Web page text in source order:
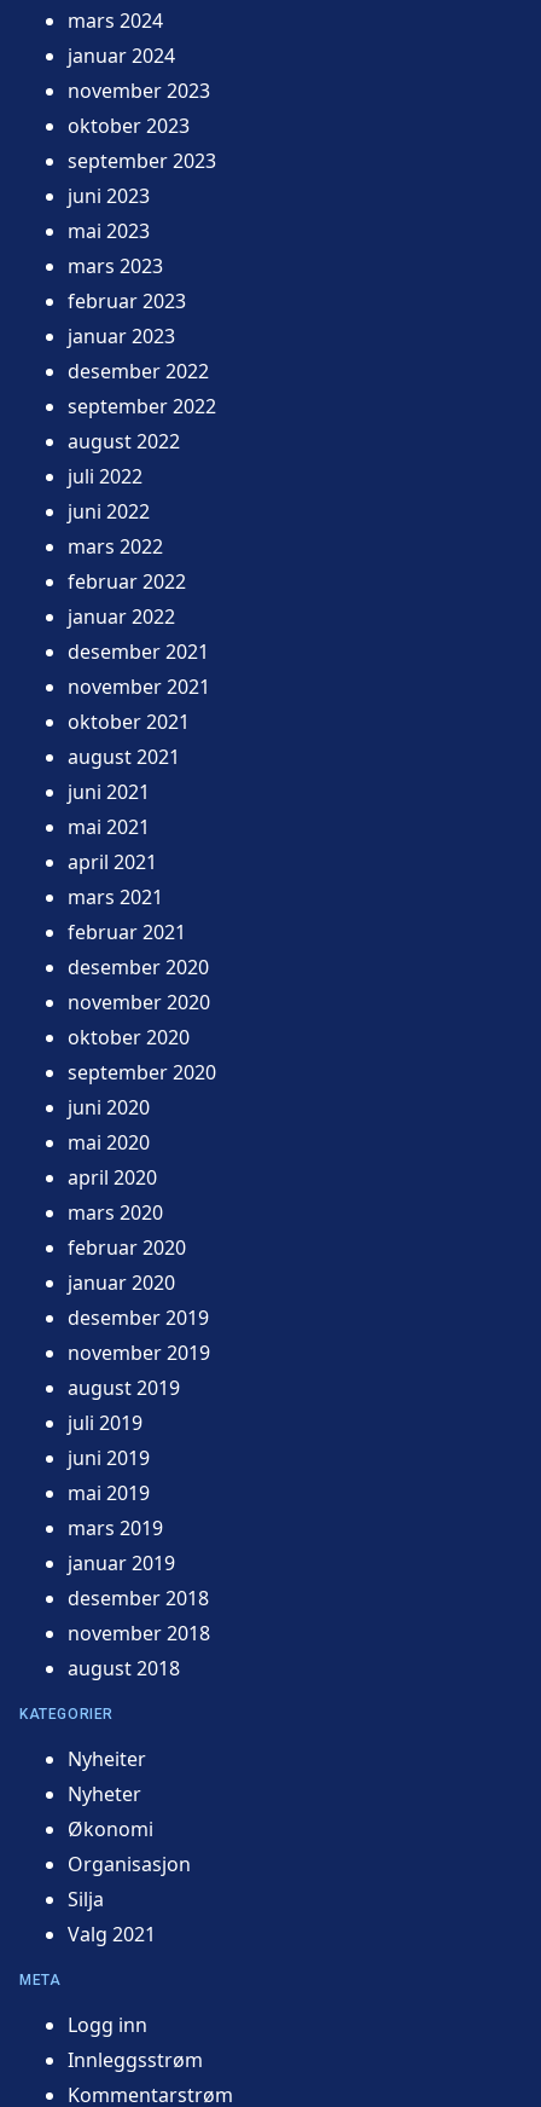
mars 2024
januar 2024
november 2023
oktober 2023
september 2023
juni 2023
mai 2023
mars 2023
februar 2023
januar 2023
desember 2022
september 2022
august 2022
juli 2022
juni 2022
mars 2022
februar 2022
januar 2022
desember 2021
november 2021
oktober 2021
august 2021
juni 2021
mai 2021
april 2021
mars 2021
februar 2021
desember 2020
november 2020
oktober 2020
september 2020
juni 2020
mai 2020
april 2020
mars 2020
februar 2020
januar 2020
desember 2019
november 2019
august 2019
juli 2019
juni 2019
mai 2019
mars 2019
januar 2019
desember 2018
november 2018
august 2018
KATEGORIER
Nyheiter
Nyheter
Økonomi
Organisasjon
Silja
Valg 2021
META
Logg inn
Innleggsstrøm
Kommentarstrøm